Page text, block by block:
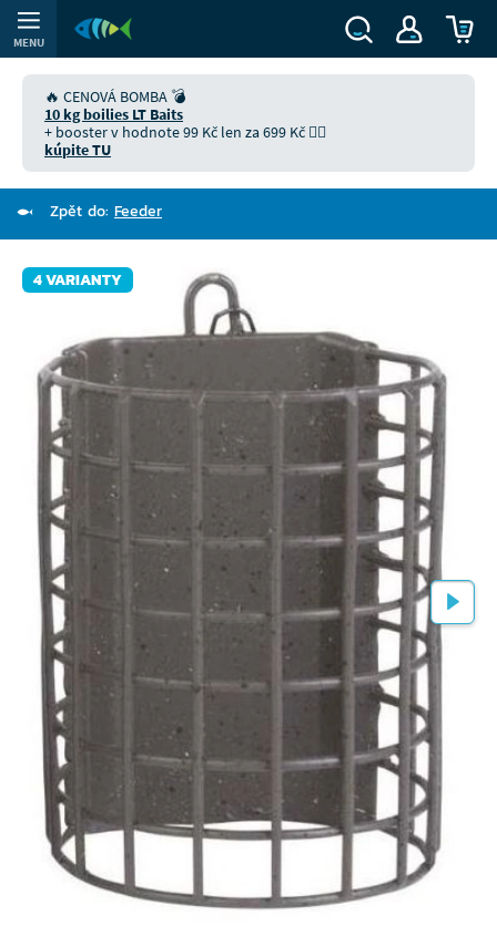
MENU
🔥 CENOVÁ BOMBA 💣
10 kg boilies LT Baits
+ booster v hodnote 99 Kč len za 699 Kč 👉🏻
kúpite TU
Zpět do: Feeder
4 VARIANTY